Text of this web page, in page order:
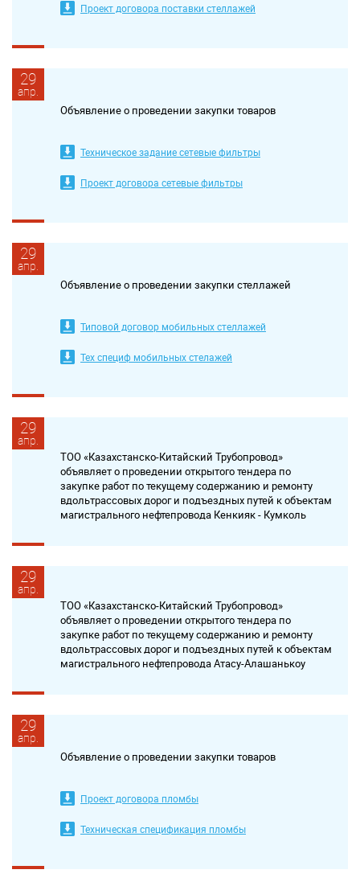
Проект договора поставки стеллажей
29
апр.
Объявление о проведении закупки товаров
Техническое задание сетевые фильтры
Проект договора сетевые фильтры
29
апр.
Объявление о проведении закупки стеллажей
Типовой договор мобильных стеллажей
Тех специф мобильных стелажей
29
апр.
ТОО «Казахстанско-Китайский Трубопровод»
объявляет о проведении открытого тендера по
закупке работ по текущему содержанию и ремонту
вдольтрассовых дорог и подъездных путей к объектам
магистрального нефтепровода Кенкияк - Кумколь
29
апр.
ТОО «Казахстанско-Китайский Трубопровод»
объявляет о проведении открытого тендера по
закупке работ по текущему содержанию и ремонту
вдольтрассовых дорог и подъездных путей к объектам
магистрального нефтепровода Атасу-Алашанькоу
29
апр.
Объявление о проведении закупки товаров
Проект договора пломбы
Техническая спецификация пломбы